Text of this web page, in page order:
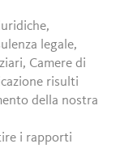
legale,
Camere di
risulti
della nostra
i rapporti